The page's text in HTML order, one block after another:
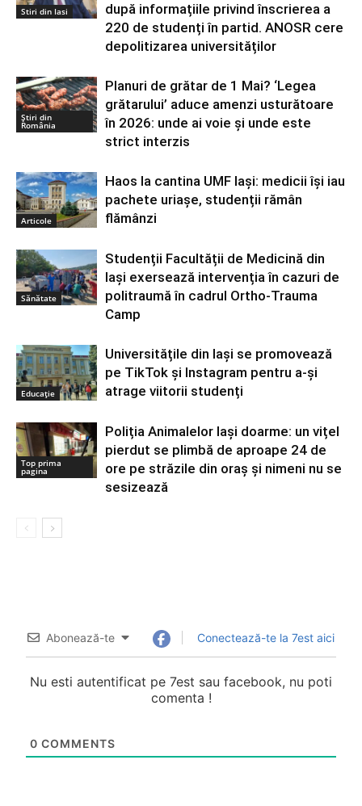
Stiri din Iasi
după informațiile privind înscrierea a
220 de studenți în partid. ANOSR cere
depolitizarea universităților
Știri din
România
Planuri de grătar de 1 Mai? ‘Legea
grătarului’ aduce amenzi usturătoare
în 2026: unde ai voie și unde este
strict interzis
Articole
Haos la cantina UMF Iași: medicii își iau
pachete uriașe, studenții rămân
flămânzi
Sănătate
Studenții Facultății de Medicină din
Iași exersează intervenția în cazuri de
politraumă în cadrul Ortho-Trauma
Camp
Educație
Universitățile din Iași se promovează
pe TikTok și Instagram pentru a-şi
atrage viitorii studenți
Top prima
pagina
Poliția Animalelor Iași doarme: un vițel
pierdut se plimbă de aproape 24 de
ore pe străzile din oraș și nimeni nu se
sesizează
Abonează-te Conectează-te la 7est aici
Nu esti autentificat pe 7est sau facebook, nu poti
comenta !
0 COMMENTS